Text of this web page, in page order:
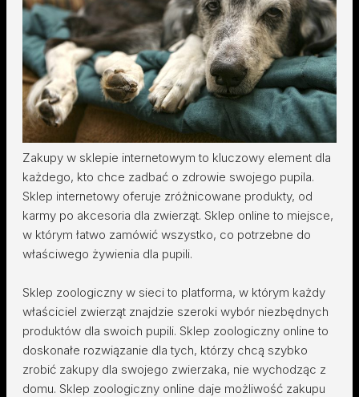
Zakupy w sklepie internetowym to kluczowy element dla
każdego, kto chce zadbać o zdrowie swojego pupila.
Sklep internetowy oferuje zróżnicowane produkty, od
karmy po akcesoria dla zwierząt. Sklep online to miejsce,
w którym łatwo zamówić wszystko, co potrzebne do
właściwego żywienia dla pupili.
Sklep zoologiczny w sieci to platforma, w którym każdy
właściciel zwierząt znajdzie szeroki wybór niezbędnych
produktów dla swoich pupili. Sklep zoologiczny online to
doskonałe rozwiązanie dla tych, którzy chcą szybko
zrobić zakupy dla swojego zwierzaka, nie wychodząc z
domu. Sklep zoologiczny online daje możliwość zakupu